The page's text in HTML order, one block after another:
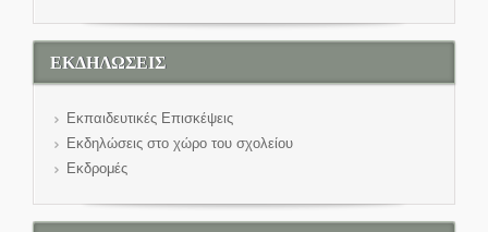
ΕΚΔΗΛΩΣΕΙΣ
Εκπαιδευτικές Επισκέψεις
Εκδηλώσεις στο χώρο του σχολείου
Εκδρομές